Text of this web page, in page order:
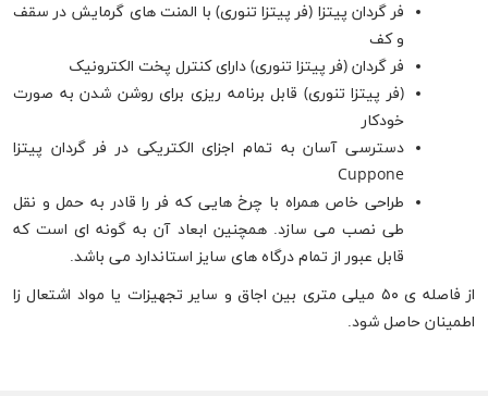
فر گردان پیتزا (فر پیتزا تنوری) با المنت های گرمایش در سقف
و کف
فر گردان (فر پیتزا تنوری) دارای کنترل پخت الکترونیک
(فر پیتزا تنوری) قابل برنامه ریزی برای روشن شدن به صورت
خودکار
دسترسی آسان به تمام اجزای الکتریکی در فر گردان پیتزا
Cuppone
طراحی خاص همراه با چرخ هایی که فر را قادر به حمل و نقل
طی نصب می سازد. همچنین ابعاد آن به گونه ای است که
قابل عبور از تمام درگاه های سایز استاندارد می باشد.
از فاصله ی ۵۰ میلی متری بین اجاق و سایر تجهیزات یا مواد اشتعال زا
اطمینان حاصل شود.